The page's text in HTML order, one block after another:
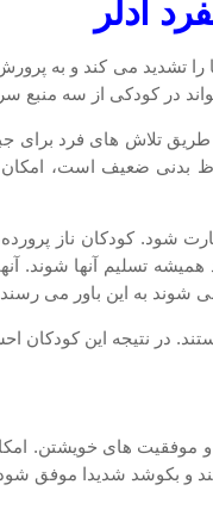
آدلر
را تشدید می کند و به
تواند در کودکی از سه
تلاش های فرد برای
بدنی ضعیف است،
شود. کودکان ناز
تسلیم آنها شوند.
شوند به این باور می
در نتیجه این
و موفقیت های خویشتن.
و بکوشد شدیدا موفق